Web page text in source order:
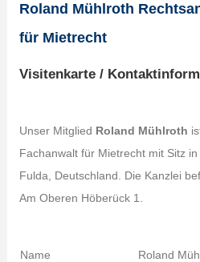
Roland Mühlroth
für Mietrecht
Visitenkarte /
Unser Mitglied Roland Mühlroth
Fachanwalt für Mietrecht mit Sitz
Fulda, Deutschland. Die Kanzlei
Am Oberen Höberück 1.
Name
Roland